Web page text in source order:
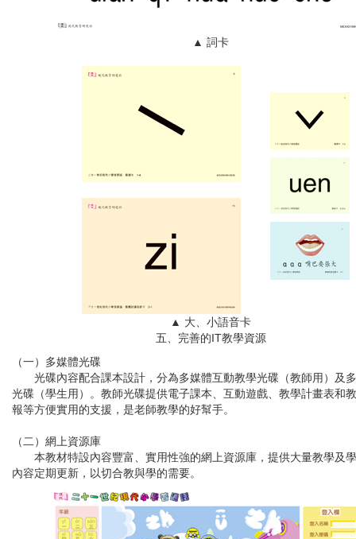
▲ 詞卡
▲ 大、小語音卡
五、完善的IT教學資源
（一）多媒體光碟
光碟內容配合課本設計，分為多媒體互動教學光碟（教師用）及
光碟（學生用）。教師光碟提供電子課本、互動遊戲、教學計畫表和
報等方便實用的支援，是老師教學的好幫手。
（二）網上資源庫
本教材特設內容豐富、實用性強的網上資源庫，提供大量教學及
內容定期更新，以切合教與學的需要。